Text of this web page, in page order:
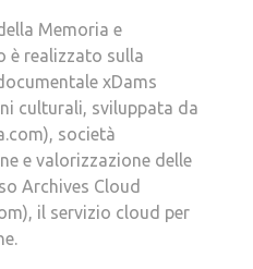
Memoria e
è realizzato sulla
xDams
culturali, sviluppata da
società
e valorizzazione delle
Archives Cloud
il servizio cloud per